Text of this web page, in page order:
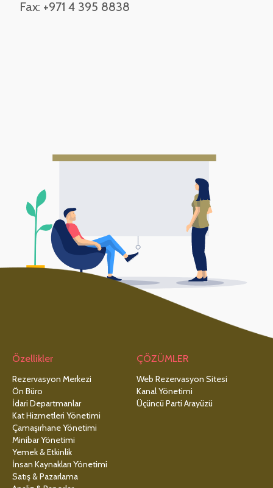
Fax: +971 4 395 8838
Özellikler
Rezervasyon Merkezi
Ön Büro
İdari Departmanlar
Kat Hizmetleri Yönetimi
Çamaşırhane Yönetimi
Minibar Yönetimi
Yemek & Etkinlik
İnsan Kaynakları Yönetimi
Satış & Pazarlama
ÇÖZÜMLER
Web Rezervasyon Sitesi
Kanal Yönetimi
Üçüncü Parti Arayüzü